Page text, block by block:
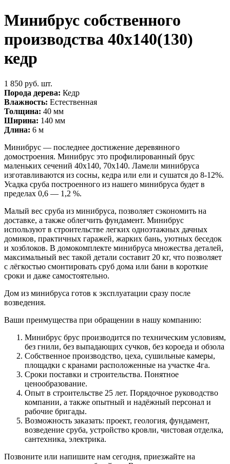
Минибрус собственного
производства 40х140(130)
кедр
1 850 руб. шт.
Порода дерева: Кедр
Влажность: Естественная
Толщина: 40 мм
Ширина: 140 мм
Длина: 6 м
Минибрус — последнее достижение деревянного
домостроения. Минибрус это профилированный брус
маленьких сечений 40х140, 70х140. Ламели минибруса
изготавливаются из сосны, кедра или ели и сушатся до 8-12%.
Усадка сруба построенного из нашего минибруса будет в
пределах 0,6 — 1,2 %.
Малый вес сруба из минибруса, позволяет сэкономить на
доставке, а также облегчить фундамент. Минибрус
используют в строительстве легких одноэтажных дачных
домиков, практичных гаражей, жарких бань, уютных беседок
и хозблоков. В домокомплекте минибруса множества деталей,
максимальный вес такой детали составит 20 кг, что позволяет
с лёгкостью смонтировать сруб дома или бани в короткие
сроки и даже самостоятельно.
Дом из минибруса готов к эксплуатации сразу после
возведения.
Ваши преимущества при обращении в нашу компанию:
Минибрус брус производится по техническим условиям,
без гнили, без выпадающих сучков, без короеда и обзола
Собственное производство, цеха, сушильные камеры,
площадки с кранами расположенные на участке 4га.
Сроки поставки и строительства. Понятное
ценообразование.
Опыт в строительстве 25 лет. Порядочное руководство
компании, а также опытный и надёжный персонал и
рабочие бригады.
Возможность заказать: проект, геология, фундамент,
возведение сруба, устройство кровли, чистовая отделка,
сантехника, электрика.
Позвоните или напишите нам сегодня, приезжайте на